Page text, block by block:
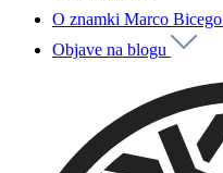
O znamki Marco Bicego
Objave na blogu